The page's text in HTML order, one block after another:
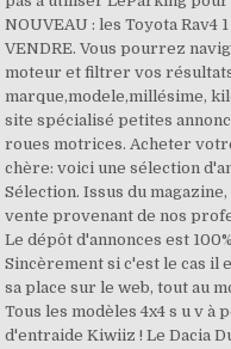
NOUVEAU : les Toyota Rav4
VENDRE. Vous pourrez
moteur et filtrer vos
marque,modele,millésime,
site spécialisé petites
roues motrices. Acheter
chère: voici une sélection
Sélection. Issus du
vente provenant de nos
Le dépôt d'annonces est
Sincèrement si c'est le cas il
sa place sur le web, tout au
Tous les modèles 4x4 s u v
d'entraide Kiwiiz ! Le Dacia